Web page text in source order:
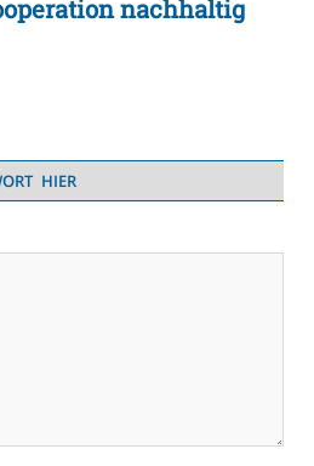
nachhaltig
HIER